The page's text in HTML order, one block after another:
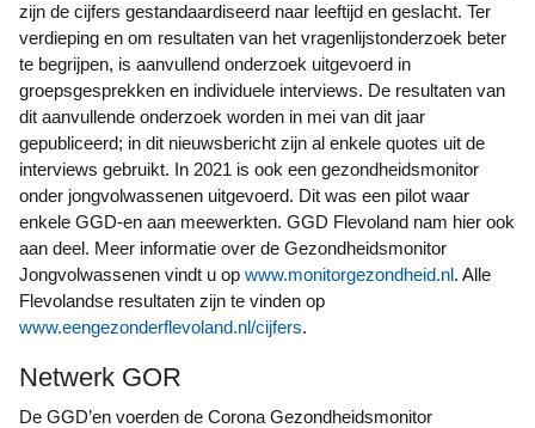
zijn de cijfers gestandaardiseerd naar leeftijd en geslacht. Ter
verdieping en om resultaten van het vragenlijstonderzoek beter
te begrijpen, is aanvullend onderzoek uitgevoerd in
groepsgesprekken en individuele interviews. De resultaten van
dit aanvullende onderzoek worden in mei van dit jaar
gepubliceerd; in dit nieuwsbericht zijn al enkele quotes uit de
interviews gebruikt. In 2021 is ook een gezondheidsmonitor
onder jongvolwassenen uitgevoerd. Dit was een pilot waar
enkele GGD-en aan meewerkten. GGD Flevoland nam hier ook
aan deel. Meer informatie over de Gezondheidsmonitor
Jongvolwassenen vindt u op www.monitorgezondheid.nl. Alle
Flevolandse resultaten zijn te vinden op
www.eengezonderflevoland.nl/cijfers.
Netwerk GOR
De GGD’en voerden de Corona Gezondheidsmonitor